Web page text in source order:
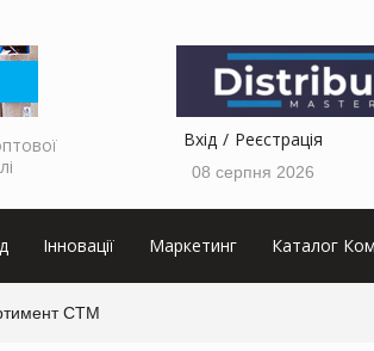
Вхід Реєстрація
08 серпня 2026
Інновації Маркетинг Каталог
СТМ